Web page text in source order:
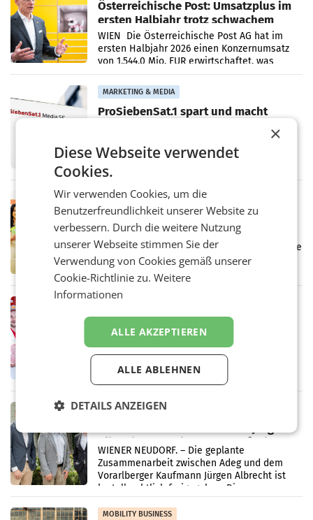
Österreichische Post: Umsatzplus im
ersten Halbjahr trotz schwachem
Briefgeschäft
WIEN Die Österreichische Post AG hat im
ersten Halbjahr 2026 einen Konzernumsatz
von 1.544,0 Mio. EUR erwirtschaftet, was
einem Plus von 3,8 Prozent gegenüber dem
Vergleichszeitraum
MARKETING & MEDIA
ProSiebenSat.1 spart und macht
UNTERFÖHRING/MAILAND/AMSTERDAM. Der
Fernsehkonzern ProSiebenSat.1 hat im
Frühjahr dank Kostensenkungen operativ
wieder Gewinn gemacht und die
RETAIL
Eine Bühne für Zirkularität: ARA und
Müller informieren am POS über
Kreislauffähigkeit
Über den gesamten August hinweg rücken die
Altstoff Recycling Austria AG (ARA) und der
Handelskonzern Müller die Initiative
„Kreislauf-Helden“ in allen österreichischen
Müller-Filialen
Penny modernisiert zwei Filialen in
Ober- und Niederösterreich
WIENER NEUDORF. – Im Rahmen einer
laufenden Modernisierungsoffensive
erneuert Penny zwei Filialen in Nieder- und
Oberösterreich. Die beiden Standorte liegen
RETAIL
Albrecht setzt ab 1.1.2027 auf Adeg
WIENER NEUDORF. – Die geplante
Zusammenarbeit zwischen Adeg und dem
Vorarlberger Kaufmann Jürgen Albrecht ist
kartellrechtlich freigegeben: Die
Bundeswettbewerbsbehörde und der
Bundeskartellanwalt
MOBILITY BUSINESS
×
Diese Webseite verwendet
Cookies.
Wir verwenden Cookies, um die
Benutzerfreundlichkeit unserer Website zu
verbessern. Durch die weitere Nutzung
unserer Webseite stimmen Sie der
Verwendung von Cookies gemäß unserer
Cookie-Richtlinie zu.Weitere
Informationen
ALLE AKZEPTIEREN
ALLE ABLEHNEN
DETAILS ANZEIGEN